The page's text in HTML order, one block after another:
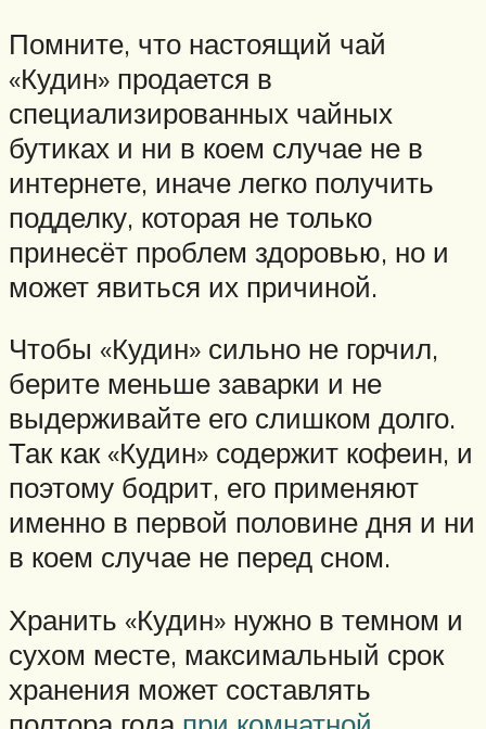
Помните, что настоящий чай
«Кудин» продается в
специализированных чайных
бутиках и ни в коем случае не в
интернете, иначе легко получить
подделку, которая не только
принесёт проблем здоровью, но и
может явиться их причиной.
Чтобы «Кудин» сильно не горчил,
берите меньше заварки и не
выдерживайте его слишком долго.
Так как «Кудин» содержит кофеин, и
поэтому бодрит, его применяют
именно в первой половине дня и ни
в коем случае не перед сном.
Хранить «Кудин» нужно в темном и
сухом месте, максимальный срок
хранения может составлять